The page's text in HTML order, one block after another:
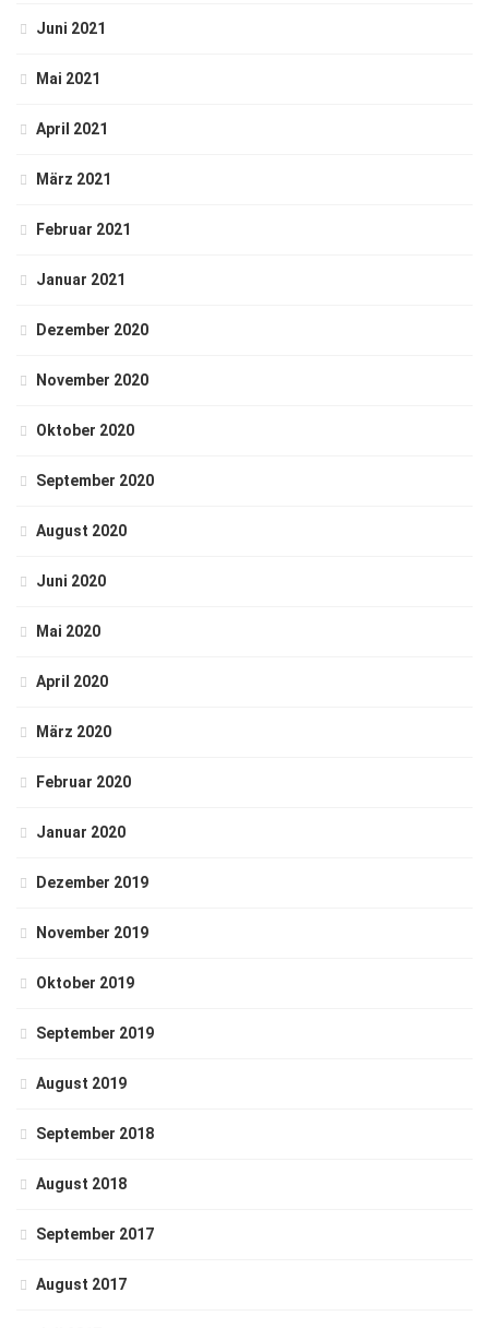
Juni 2021
Mai 2021
April 2021
März 2021
Februar 2021
Januar 2021
Dezember 2020
November 2020
Oktober 2020
September 2020
August 2020
Juni 2020
Mai 2020
April 2020
März 2020
Februar 2020
Januar 2020
Dezember 2019
November 2019
Oktober 2019
September 2019
August 2019
September 2018
August 2018
September 2017
August 2017